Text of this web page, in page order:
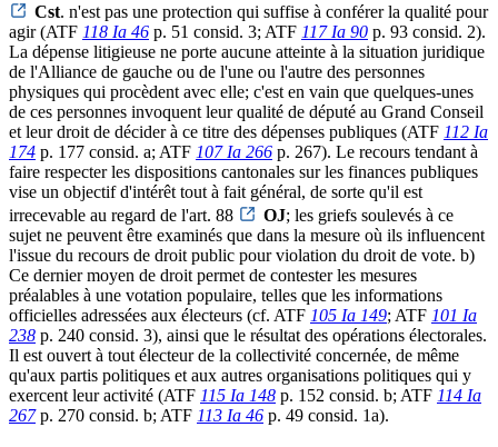
Cst. n'est pas une protection qui suffise à conférer la qualité pour
agir (ATF 118 Ia 46 p. 51 consid. 3; ATF 117 Ia 90 p. 93 consid. 2).
La dépense litigieuse ne porte aucune atteinte à la situation juridique
de l'Alliance de gauche ou de l'une ou l'autre des personnes
physiques qui procèdent avec elle; c'est en vain que quelques-unes
de ces personnes invoquent leur qualité de député au Grand Conseil
et leur droit de décider à ce titre des dépenses publiques (ATF 112 Ia
174 p. 177 consid. a; ATF 107 Ia 266 p. 267). Le recours tendant à
faire respecter les dispositions cantonales sur les finances publiques
vise un objectif d'intérêt tout à fait général, de sorte qu'il est
irrecevable au regard de l'art. 88
OJ; les griefs soulevés à ce
sujet ne peuvent être examinés que dans la mesure où ils influencent
l'issue du recours de droit public pour violation du droit de vote. b)
Ce dernier moyen de droit permet de contester les mesures
préalables à une votation populaire, telles que les informations
officielles adressées aux électeurs (cf. ATF 105 Ia 149; ATF 101 Ia
238 p. 240 consid. 3), ainsi que le résultat des opérations électorales.
Il est ouvert à tout électeur de la collectivité concernée, de même
qu'aux partis politiques et aux autres organisations politiques qui y
exercent leur activité (ATF 115 Ia 148 p. 152 consid. b; ATF 114 Ia
267p. 270 consid. b; ATF 113 Ia 46 p. 49 consid. 1a).